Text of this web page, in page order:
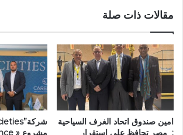
Home”
لذوي
الهمم
في
الأقصر
والقاهرة
مقالات ذات صلة
امين صندوق اتحاد الغرف السياحية
: مصر تحافظ على استقرار